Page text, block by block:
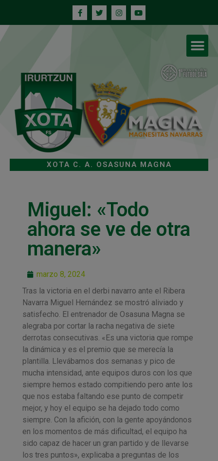
XOTA C. A. OSASUNA MAGNA
Miguel: «Todo
ahora se ve de otra
manera»
marzo 8, 2024
Tras la victoria en el derbi navarro ante el Ribera
Navarra Miguel Hernández se mostró aliviado y
satisfecho. El entrenador de Osasuna Magna se
alegraba por cortar la racha negativa de siete
derrotas consecutivas. «Es una victoria que rompe
la dinámica y es el premio que se merecía la
plantilla. Llevábamos dos semanas y pico de
mucha intensidad, ante equipos duros con los que
siempre hemos estado compitiendo pero ante los
que nos estaba faltando ese punto de competir
mejor, y hoy el equipo se ha dejado todo como
siempre. Con la afición, con la gente apoyándonos
en los momentos de más dificultad, el equipo ha
sido capaz de hacer un gran partido y de llevarse
los tres puntos», explicaba a preguntas de los